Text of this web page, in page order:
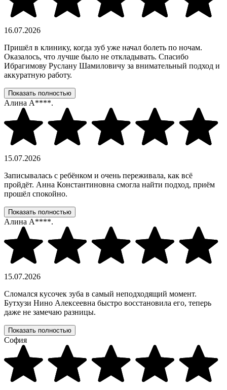
16.07.2026
Пришёл в клинику, когда зуб уже начал болеть по ночам.
Оказалось, что лучше было не откладывать. Спасибо
Ибрагимову Руслану Шамиловичу за внимательный подход и
аккуратную работу.
Показать полностью
Алина А****.
15.07.2026
Записывалась с ребёнком и очень переживала, как всё
пройдёт. Анна Константиновна смогла найти подход, приём
прошёл спокойно.
Показать полностью
Алина А****.
15.07.2026
Сломался кусочек зуба в самый неподходящий момент.
Бутхузи Нино Алексеевна быстро восстановила его, теперь
даже не замечаю разницы.
Показать полностью
София